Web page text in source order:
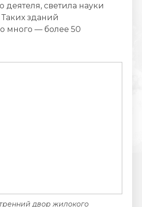
деятеля, светила науки
зданий
много — более 50
двор жилокого